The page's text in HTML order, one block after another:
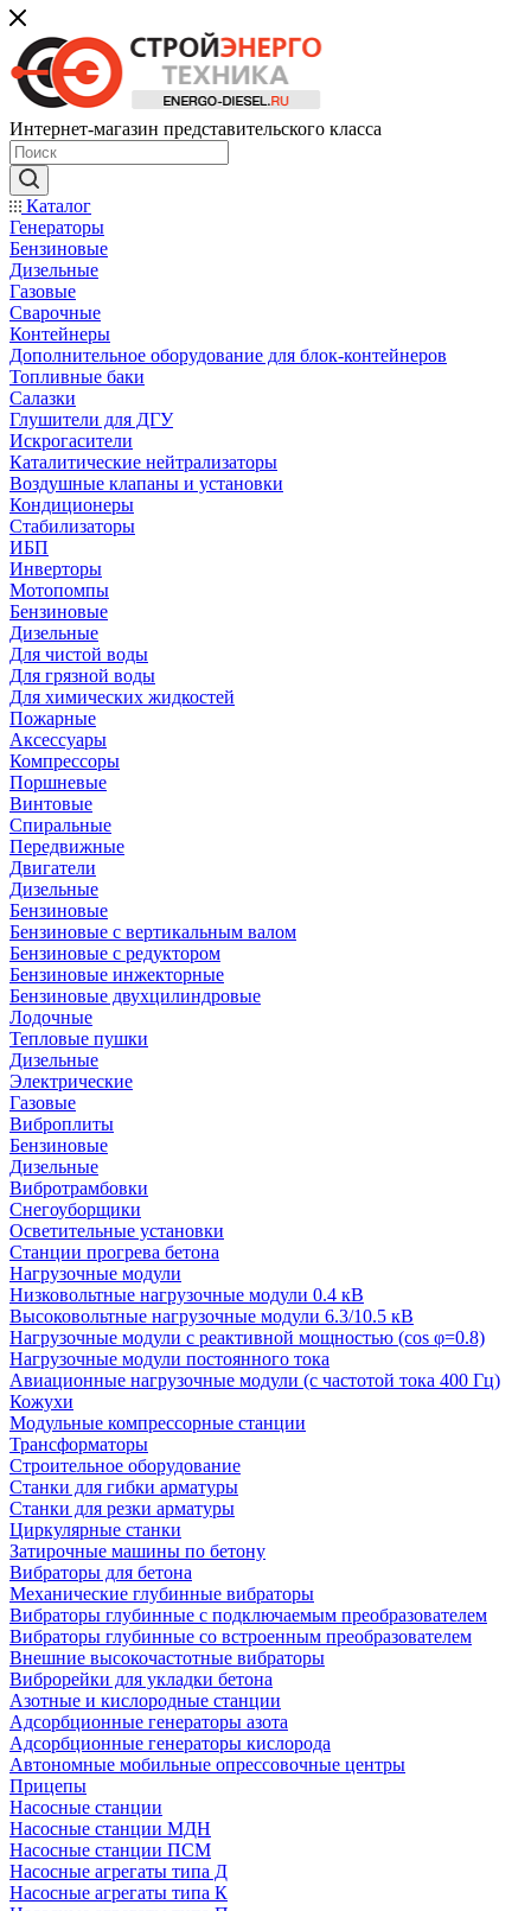
Интернет-магазин представительского класса
Каталог
Генераторы
Бензиновые
Дизельные
Газовые
Сварочные
Контейнеры
Дополнительное оборудование для блок-контейнеров
Топливные баки
Салазки
Глушители для ДГУ
Искрогасители
Каталитические нейтрализаторы
Воздушные клапаны и установки
Кондиционеры
Стабилизаторы
ИБП
Инверторы
Мотопомпы
Бензиновые
Дизельные
Для чистой воды
Для грязной воды
Для химических жидкостей
Пожарные
Аксессуары
Компрессоры
Поршневые
Винтовые
Спиральные
Передвижные
Двигатели
Дизельные
Бензиновые
Бензиновые с вертикальным валом
Бензиновые с редуктором
Бензиновые инжекторные
Бензиновые двухцилиндровые
Лодочные
Тепловые пушки
Дизельные
Электрические
Газовые
Виброплиты
Бензиновые
Дизельные
Вибротрамбовки
Снегоуборщики
Осветительные установки
Станции прогрева бетона
Нагрузочные модули
Низковольтные нагрузочные модули 0.4 кВ
Высоковольтные нагрузочные модули 6.3/10.5 кВ
Нагрузочные модули с реактивной мощностью (cos φ=0.8)
Нагрузочные модули постоянного тока
Авиационные нагрузочные модули (с частотой тока 400 Гц)
Кожухи
Модульные компрессорные станции
Трансформаторы
Строительное оборудование
Станки для гибки арматуры
Станки для резки арматуры
Циркулярные станки
Затирочные машины по бетону
Вибраторы для бетона
Механические глубинные вибраторы
Вибраторы глубинные с подключаемым преобразователем
Вибраторы глубинные со встроенным преобразователем
Внешние высокочастотные вибраторы
Виброрейки для укладки бетона
Азотные и кислородные станции
Адсорбционные генераторы азота
Адсорбционные генераторы кислорода
Автономные мобильные опрессовочные центры
Прицепы
Насосные станции
Насосные станции МДН
Насосные станции ПСМ
Насосные агрегаты типа Д
Насосные агрегаты типа К